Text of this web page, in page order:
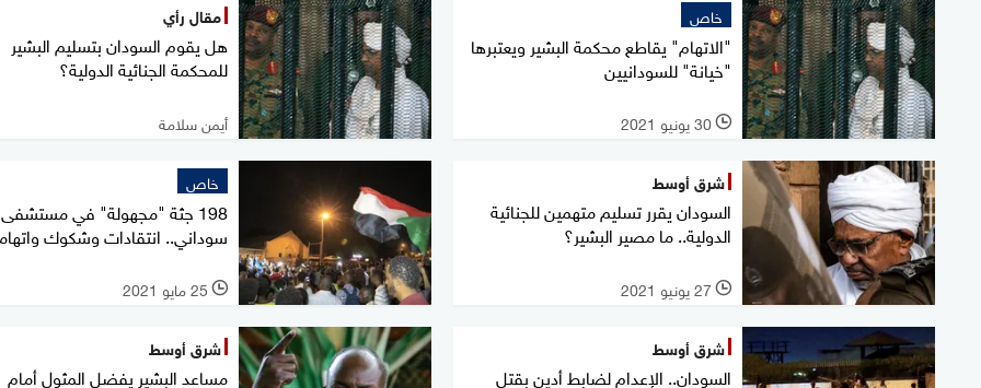
خاص
"الاتهام" يقاطع محكمة البشير ويعتبرها
"خيانة" للسودانيين
l 30 يونيو 2021
مقال رأي
هل يقوم السودان بتسليم البشير
للمحكمة الجنائية الدولية؟
أيمن سلامة
شرق أوسط
السودان يقرر تسليم متهمين للجنائية
الدولية.. ما مصير البشير؟
l 27 يونيو 2021
خاص
198 جثة "مجهولة" في مستشفى
سوداني.. انتقادات وشكوك
l 25 مايو 2021
شرق أوسط
السودان.. الإعدام لضابط أدين بقتل
شرق أوسط
مساعد البشير يفضل المثول أمام